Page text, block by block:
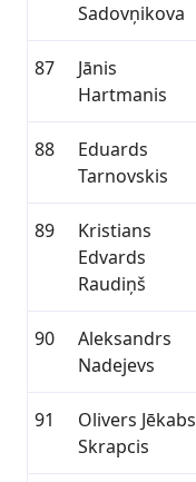
Sadovņikova
87
Jānis
Hartmanis
88
Eduards
Tarnovskis
89
Kristians
Edvards
Raudiņš
90
Aleksandrs
Nadejevs
91
Olivers Jēkabs
Skrapcis